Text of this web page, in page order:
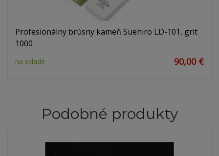
Profesionálny brúsny kameň Suehiro LD-101, grit
1000
na sklade 90,00 €
Podobné produkty